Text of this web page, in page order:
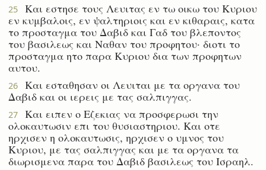
25
Και εστησε τους Λευιτας εν τω οικω του Κυριου
εν κυμβαλοις, εν ψαλτηριοις και εν κιθαραις, κατα
το προσταγμα του Δαβιδ και Γαδ του βλεποντος
του βασιλεως και Ναθαν του προφητου· διοτι το
προσταγμα ητο παρα Κυριου δια των προφητων
αυτου.
26
Και εσταθησαν οι Λευιται με τα οργανα του
Δαβιδ και οι ιερεις με τας σαλπιγγας.
27
Και ειπεν ο Εζεκιας να προσφερωσι την
ολοκαυτωσιν επι του θυσιαστηριου. Και οτε
ηρχισεν η ολοκαυτωσις, ηρχισεν ο υμνος του
Κυριου, με τας σαλπιγγας και με τα οργανα τα
διωρισμενα παρα του Δαβιδ βασιλεως του Ισραηλ.